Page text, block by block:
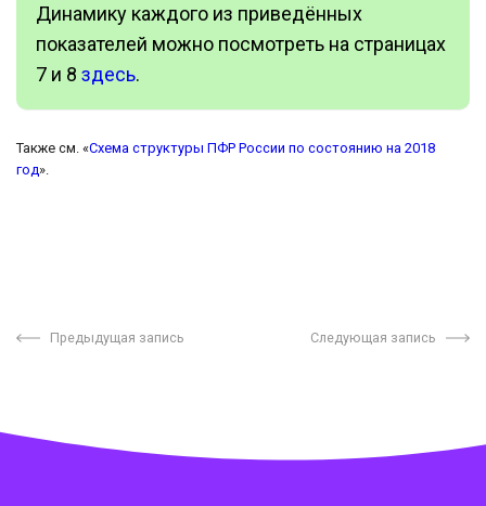
Динамику каждого из приведённых
показателей можно посмотреть на страницах
7 и 8 здесь.
Также см. «Схема структуры ПФР России по состоянию на 2018
год».
Предыдущая запись Следующая запись